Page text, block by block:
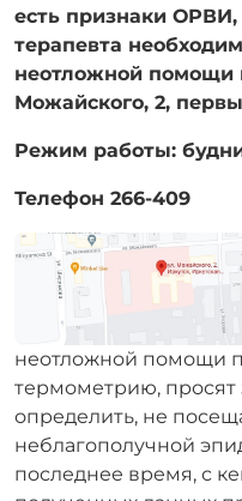
есть признаки
терапевта
неотложной помощи
Можайского, 2,
Режим работы:
Телефон 266-409
неотложной помощи
термометрию, просят
определить, не
неблагополучной
последнее время, с